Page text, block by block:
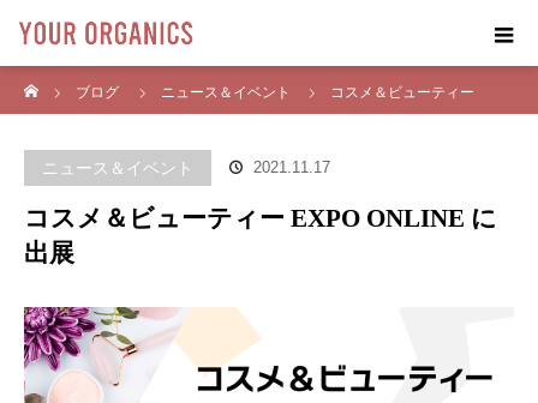
ブログ
ニュース＆イベント コスメ＆ビューティー
ニュース＆イベント 2021.11.17
コスメ＆ビューティー EXPO ONLINE に
出展